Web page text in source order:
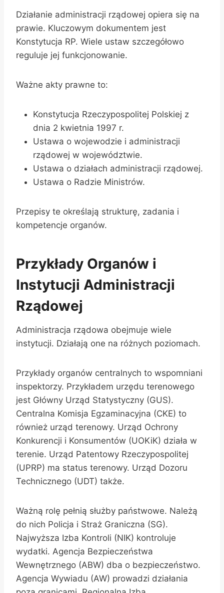
Działanie administracji rządowej opiera się na
prawie. Kluczowym dokumentem jest
Konstytucja RP. Wiele ustaw szczegółowo
reguluje jej funkcjonowanie.
Ważne akty prawne to:
Konstytucja Rzeczypospolitej Polskiej z
dnia 2 kwietnia 1997 r.
Ustawa o wojewodzie i administracji
rządowej w województwie.
Ustawa o działach administracji rządowej.
Ustawa o Radzie Ministrów.
Przepisy te określają strukturę, zadania i
kompetencje organów.
Przykłady Organów i
Instytucji Administracji
Rządowej
Administracja rządowa obejmuje wiele
instytucji. Działają one na różnych poziomach.
Przykłady organów centralnych to wspomniani
inspektorzy. Przykładem urzędu terenowego
jest Główny Urząd Statystyczny (GUS).
Centralna Komisja Egzaminacyjna (CKE) to
również urząd terenowy. Urząd Ochrony
Konkurencji i Konsumentów (UOKiK) działa w
terenie. Urząd Patentowy Rzeczypospolitej
(UPRP) ma status terenowy. Urząd Dozoru
Technicznego (UDT) także.
Ważną rolę pełnią służby państwowe. Należą
do nich Policja i Straż Graniczna (SG).
Najwyższa Izba Kontroli (NIK) kontroluje
wydatki. Agencja Bezpieczeństwa
Wewnętrznego (ABW) dba o bezpieczeństwo.
Agencja Wywiadu (AW) prowadzi działania